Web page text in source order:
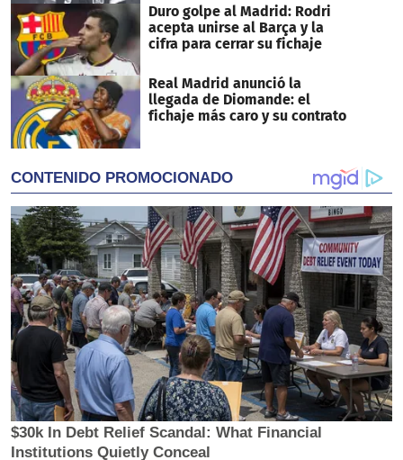
Duro golpe al Madrid: Rodri
acepta unirse al Barça y la
cifra para cerrar su fichaje
Real Madrid anunció la
llegada de Diomande: el
fichaje más caro y su contrato